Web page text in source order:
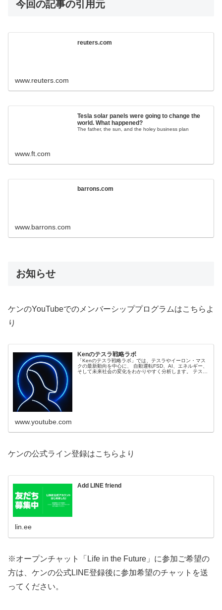
今回の記事の引用元
reuters.com
www.reuters.com
Tesla solar panels were going to change the
world. What happened?
The father, the sun, and the holey business plan
www.ft.com
barrons.com
www.barrons.com
お知らせ
ケンのYouTubeでのメンバーシッププログラムはこちらよ
り
Kenのテスラ戦略ラボ
「Kenのテスラ戦略ラボ」では、テスラやイーロン・マス
クの最新動向を中心に、 自動運転FSD、AI、エネルギー、
そして未来社会の変化をわかりやすく分析します。 テスラ
www.youtube.com
ケンの公式ライン登録はこちらより
Add LINE friend
lin.ee
※オープンチャット「Life in the Future」に参加ご希望の
方は、ケンの公式LINE登録後に参加希望のチャットを送
ってください。